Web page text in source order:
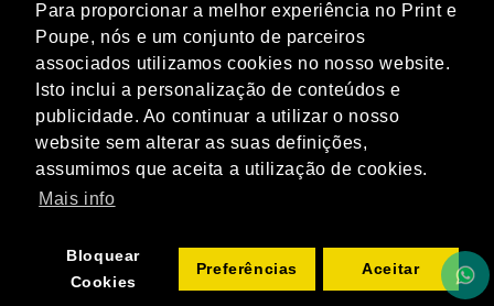
Para proporcionar a melhor experiência no Print e
Poupe, nós e um conjunto de parceiros
associados utilizamos cookies no nosso website.
Isto inclui a personalização de conteúdos e
publicidade. Ao continuar a utilizar o nosso
website sem alterar as suas definições,
assumimos que aceita a utilização de cookies.
Mais info
Bloquear
Cookies
Preferências Aceitar
CONTACTOS
Blog Novidades Promoções Marcas
frequentes
Mapa do Site Termos & Condições
Livro de
nomes e marcas referidos e citados no PRINT E POUPE são
propriedade dos respetivos donos.